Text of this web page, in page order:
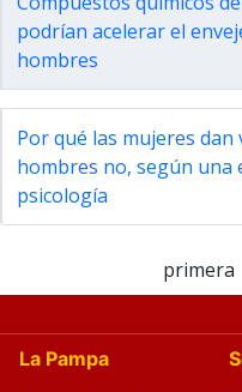
podrían acelerar el
hombres
Por qué las mujeres
hombres no, según una
psicología
primera
La Pampa